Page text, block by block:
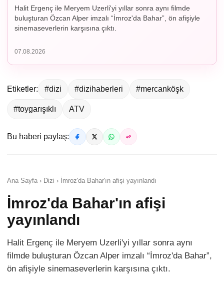
Halit Ergenç ile Meryem Uzerli'yi yıllar sonra aynı filmde
buluşturan Özcan Alper imzalı “İmroz'da Bahar”, ön afişiyle
sinemaseverlerin karşısına çıktı.
07.08.2026
Etiketler: #dizi #dizihaberleri #mercanköşk
#toygarışıklı ATV
Bu haberi paylaş:
Ana Sayfa › Dizi › İmroz'da Bahar'ın afişi yayınlandı
İmroz'da Bahar'ın afişi
yayınlandı
Halit Ergenç ile Meryem Uzerli'yi yıllar sonra aynı
filmde buluşturan Özcan Alper imzalı “İmroz'da Bahar”,
ön afişiyle sinemaseverlerin karşısına çıktı.